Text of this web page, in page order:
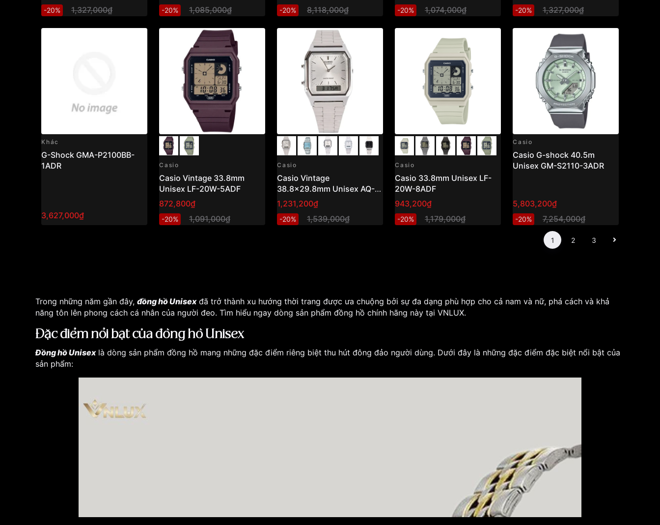
-20% 1,327,000₫ -20% 1,085,000₫ -20% 8,118,000₫ -20% 1,074,000₫ -20% 1,327,000₫
Khác
G-Shock GMA-P2100BB-
1ADR
3,627,000₫
Casio
Casio Vintage 33.8mm
Unisex LF-20W-5ADF
872,800₫
-20% 1,091,000₫
Casio
Casio Vintage
38.8x29.8mm Unisex AQ-
230A-7AMQYDF
1,231,200₫
-20% 1,539,000₫
Casio
Casio 33.8mm Unisex LF-
20W-8ADF
943,200₫
-20% 1,179,000₫
Casio
Casio G-shock 40.5m
Unisex GM-S2110-3ADR
5,803,200₫
-20% 7,254,000₫
1 2 3
Trong những năm gần đây, đồng hồ Unisexđã trở thành xu hướng thời trang được ưa chuộng bởi sự đa dạng phù hợp cho cả nam và nữ, phá cách và khả
năng tôn lên phong cách cá nhân của người đeo. Tìm hiểu ngay dòng sản phẩm đồng hồ chính hãng này tại VNLUX.
Đặc điểm nổi bật của đồng hồ Unisex
Đồng hồ Unisexlà dòng sản phẩm đồng hồ mang những đặc điểm riêng biệt thu hút đông đảo người dùng. Dưới đây là những đặc điểm đặc biệt nổi bật của
sản phẩm: